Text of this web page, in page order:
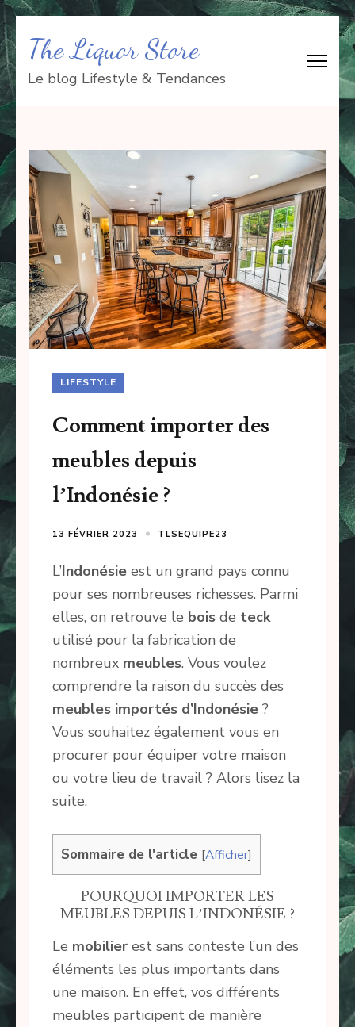
Aller
au
contenu
(Pressez
Entrée)
The Liquor Store
Le blog Lifestyle & Tendances
LIFESTYLE
Comment importer des
meubles depuis
l’Indonésie ?
13 FÉVRIER 2023 TLSEQUIPE23
L’Indonésie est un grand pays connu
pour ses nombreuses richesses. Parmi
elles, on retrouve le bois de teck
utilisé pour la fabrication de
nombreux meubles. Vous voulez
comprendre la raison du succès des
meubles importés d’Indonésie ?
Vous souhaitez également vous en
procurer pour équiper votre maison
ou votre lieu de travail ? Alors lisez la
suite.
Sommaire de l'article [Afficher]
POURQUOI IMPORTER LES
MEUBLES DEPUIS L’INDONÉSIE ?
Le mobilier est sans conteste l’un des
éléments les plus importants dans
une maison. En effet, vos différents
meubles participent de manière